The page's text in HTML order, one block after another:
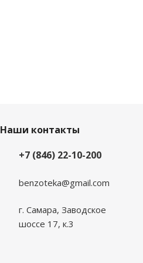
Наши контакты
+7 (846) 22-10-200
benzoteka@gmail.com
г. Самара, Заводское
шоссе 17, к.3